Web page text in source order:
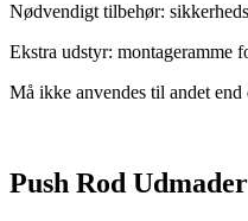
Nødvendigt tilbehør:
Ekstra udstyr: montageramme
Må ikke anvendes til andet
Push Rod Udmader